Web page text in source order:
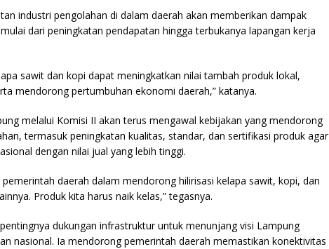
industri pengolahan di dalam daerah akan memberikan dampak
dari peningkatan pendapatan hingga terbukanya lapangan kerja
sawit dan kopi dapat meningkatkan nilai tambah produk lokal,
mendorong pertumbuhan ekonomi daerah,” katanya.
melalui Komisi II akan terus mengawal kebijakan yang mendorong
termasuk peningkatan kualitas, standar, dan sertifikasi produk agar
dengan nilai jual yang lebih tinggi.
daerah dalam mendorong hilirisasi kelapa sawit, kopi, dan
Produk kita harus naik kelas,” tegasnya.
dukungan infrastruktur untuk menunjang visi Lampung
nasional. Ia mendorong pemerintah daerah memastikan konektivitas